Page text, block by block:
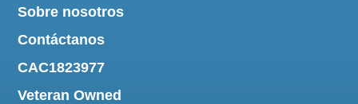
Sobre nosotros
Contáctanos
CAC1823977
Veteran Owned